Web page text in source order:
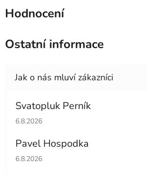
Hodnocení
Ostatní informace
Svatopluk Perník
Hodnocení obchodu je 5 z 5 hvězdiček.
6.8.2026
Pavel Hospodka
Hodnocení obchodu je 5 z 5 hvězdiček.
6.8.2026